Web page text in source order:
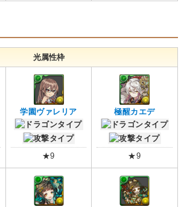
光属性枠
学園ヴァレリア
★9
極醒カエデ
★9